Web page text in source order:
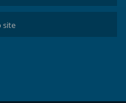
site